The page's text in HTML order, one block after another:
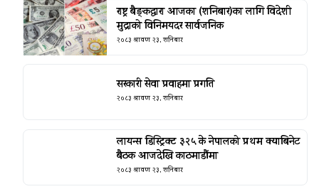
राष्ट्र बैङ्कद्वारा आजका (शनिबार)का लागि विदेशी
मुद्राको विनिमयदर सार्वजनिक
२०८३ श्रावण २३, शनिबार
सरकारी सेवा प्रवाहमा प्रगति
२०८३ श्रावण २३, शनिबार
लायन्स डिस्ट्रिक्ट ३२५ के नेपालको प्रथम क्याबिनेट
बैठक आजदेखि काठमाडौंमा
२०८३ श्रावण २३, शनिबार